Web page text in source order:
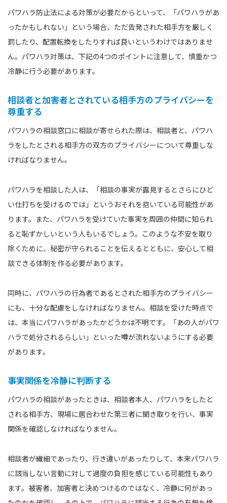
パワハラ防止法による対策が必要だからといって、「パワハラがあ
ったかもしれない」という場合、ただ告発された相手方を厳しく
罰したり、配置転換をしたりすれば良いというわけではありませ
ん。パワハラ対策は、下記の4つのポイントに注意して、慎重かつ
冷静に行う必要があります。
相談者と加害者とされている相手方のプライバシーを
尊重する
パワハラの相談窓口に相談が寄せられた際は、相談者と、パワハ
ラをしたとされる相手方の双方のプライバシーについて尊重しな
ければなりません。
パワハラを相談した人は、「相談の事実が露見するとさらにひど
い仕打ちを受けるのでは」というおそれを抱いている可能性があ
ります。また、パワハラを受けていた事実を周囲の仲間に知られ
ると恥ずかしいという人もいるでしょう。このような不安を取り
除くために、秘密が守られることを伝えるとともに、安心して相
談できる体制を作る必要があります。
同時に、パワハラの行為者であるとされた相手方のプライバシー
にも、十分な配慮をしなければなりません。相談を受けた時点で
は、本当にパワハラがあったかどうかは不明です。「あの人がパワ
ハラで処分されるらしい」といった噂が流れないようにする必要
があります。
事実関係を冷静に判断する
パワハラの相談があったときは、相談者本人、パワハラをしたと
される相手方、現場に居合わせた第三者に聞き取りを行い、事実
関係を確認しなければなりません。
相談者が繊細であったり、行き違いがあったりして、本来パワハラ
に該当しない言動に対して過度の負担を感じている可能性もあり
ます。被害者、加害者と決めつけるのではなく、冷静に何があっ